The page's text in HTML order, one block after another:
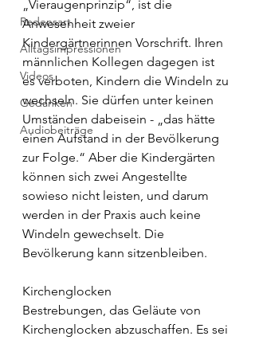
Redensart
Alltagsimpressionen
Videos
Gedanken
Audiobeiträge
„Vieraugenprinzip“, ist die
Anwesenheit zweier
Kindergärtnerinnen Vorschrift. Ihren
männlichen Kollegen dagegen ist
es verboten, Kindern die Windeln zu
wechseln. Sie dürfen unter keinen
Umständen dabeisein - „das hätte
einen Aufstand in der Bevölkerung
zur Folge.“ Aber die Kindergärten
können sich zwei Angestellte
sowieso nicht leisten, und darum
werden in der Praxis auch keine
Windeln gewechselt. Die
Bevölkerung kann sitzenbleiben.
Kirchenglocken
Bestrebungen, das Geläute von
Kirchenglocken abzuschaffen. Es sei